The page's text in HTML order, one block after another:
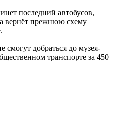
последний автобусов,
вернёт прежнюю схему
добраться до музея-
транспорте за 450